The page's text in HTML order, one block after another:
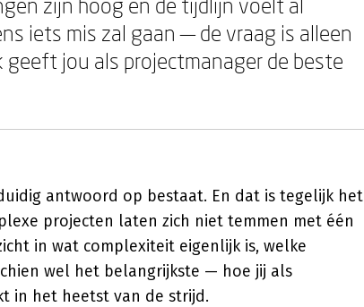
iets mis zal gaan — de vraag is alleen
geeft jou als projectmanager de beste
antwoord op bestaat. En dat is tegelijk het
projecten laten zich niet temmen met één
in wat complexiteit eigenlijk is, welke
wel het belangrijkste — hoe jij als
in het heetst van de strijd.